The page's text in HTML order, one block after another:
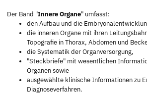
Der Band "Innere Organe" umfasst:
den Aufbau und die
die inneren Organe mit ihren
Topografie in Thorax, Abdomen und
die Systematik der Organversorgung,
"Steckbriefe" mit wesentlichen
Organen sowie
ausgewählte klinische Informationen zu
Diagnoseverfahren.